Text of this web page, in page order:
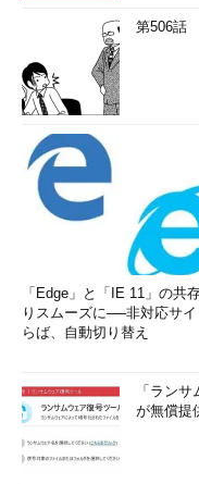
グループ・ポリシ
ーカル・ドライブ
リモート・デスク
ンにアップグレー
リモート・デスク
を調べる
Windowsでリモー
可する
（TIPS）
「Tech
第506話
「Edge」と「IE 11」の共
りスムーズに──非対応サイ
らば、自動切り替え
「ラン
が無償提